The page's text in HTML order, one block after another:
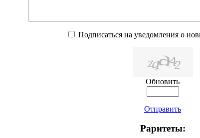
Подписаться на уведомления о
Обновить
Отправить
Раритеты: